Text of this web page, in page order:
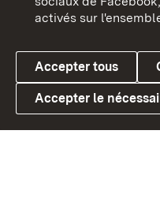
Link zum Landesportal
Cookies
activés sur
Accepter tous
Accepter le